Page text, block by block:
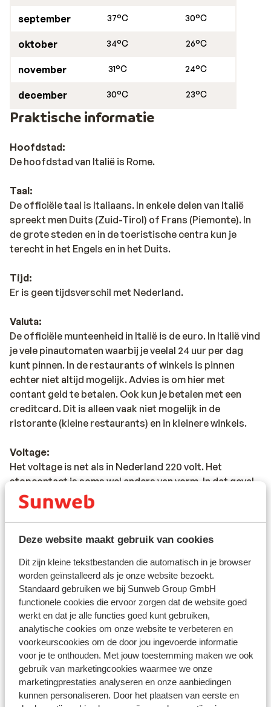
Deze website maakt gebruik van cookies
Dit zijn kleine tekstbestanden die automatisch in je browser
worden geïnstalleerd als je onze website bezoekt.
Standaard gebruiken we bij Sunweb Group GmbH
functionele cookies die ervoor zorgen dat de website goed
werkt en dat je alle functies goed kunt gebruiken,
analytische cookies om onze website te verbeteren en
voorkeurscookies om de door jou ingevoerde informatie
voor je te onthouden. Met jouw toestemming maken we ook
gebruik van marketingcookies waarmee we onze
marketingprestaties analyseren en onze aanbiedingen
kunnen personaliseren. Door het plaatsen van eerste en
september 37°C 30°C
oktober 34°C 26°C
november 31°C 24°C
december 30°C 23°C
Praktische informatie
Hoofdstad:
De hoofdstad van Italië is Rome.
Taal:
De officiële taal is Italiaans. In enkele delen van Italië
spreekt men Duits (Zuid-Tirol) of Frans (Piemonte). In
de grote steden en in de toeristische centra kun je
terecht in het Engels en in het Duits.
Tijd:
Er is geen tijdsverschil met Nederland.
Valuta:
De officiële munteenheid in Italië is de euro. In Italië vind
je vele pinautomaten waarbij je veelal 24 uur per dag
kunt pinnen. In de restaurants of winkels is pinnen
echter niet altijd mogelijk. Advies is om hier met
contant geld te betalen. Ook kun je betalen met een
creditcard. Dit is alleen vaak niet mogelijk in de
ristorante (kleine restaurants) en in kleinere winkels.
Voltage:
Het voltage is net als in Nederland 220 volt. Het
stopcontact is soms wel anders van vorm. In dat geval
kun je een tussenstekker kopen in de supermarkt.
Reisdocumenten:
Je dient in het bezit te zijn van een geldig paspoort of
nationaliteit, dan is het belangrijk om na te vragen of er
andere regels van toepassing zijn. Dit vraag je na bij de
ambassade van het land waar je heen wilt en de landen
waar je doorheen reist.
Het reizen met de juiste documenten is jouw eigen
verantwoordelijkheid. Sunweb kan hiervoor niet
aansprakelijk worden gesteld.
Reisleiding: